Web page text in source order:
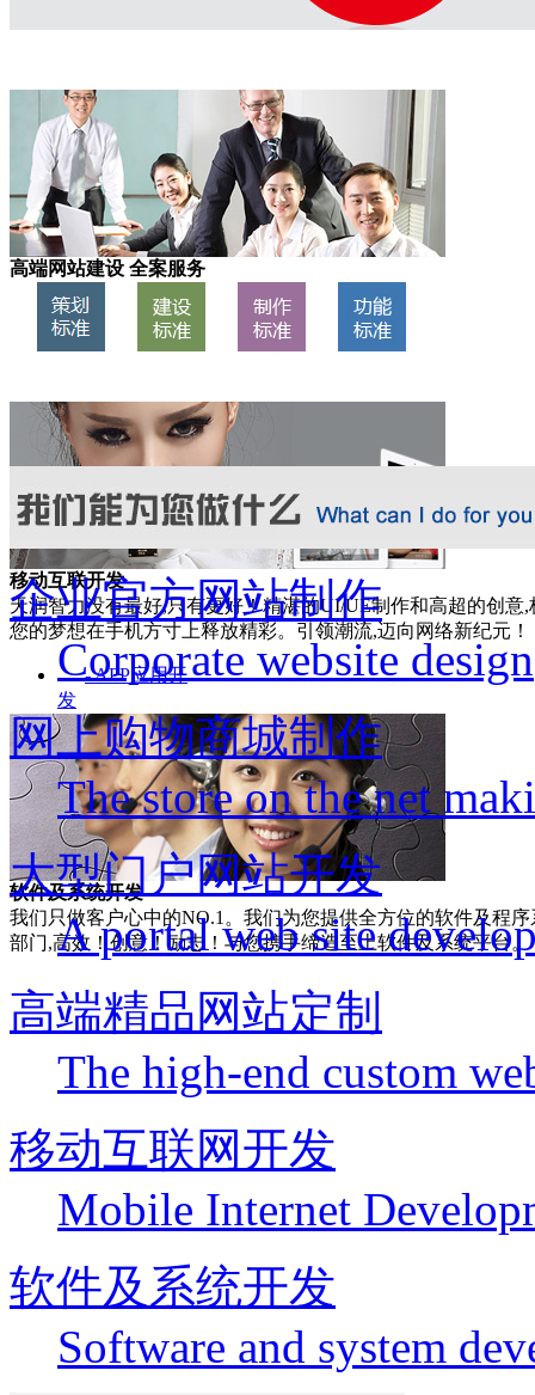
高端网站建设 全案服务
移动互联开发
天润智力没有最好,只有更好！精湛的UI/UE制作和高超的创
您的梦想在手机方寸上释放精彩。引领潮流,迈向网络新纪元！
- APP应用开
发
- 微网站建设
- 手机网站开
发
软件及系统开发
我们只做客户心中的NO.1。我们为您提供全方位的软件及程
部门,高效！创意！励志！与您携手缔造至上软件及系统平台。
企业官方网站制作
Corporate website design
网上购物商城制作
The store on the net
大型门户网站开发
A portal web site
高端精品网站定制
The high-end custom
移动互联网开发
Mobile Internet
软件及系统开发
Software and system